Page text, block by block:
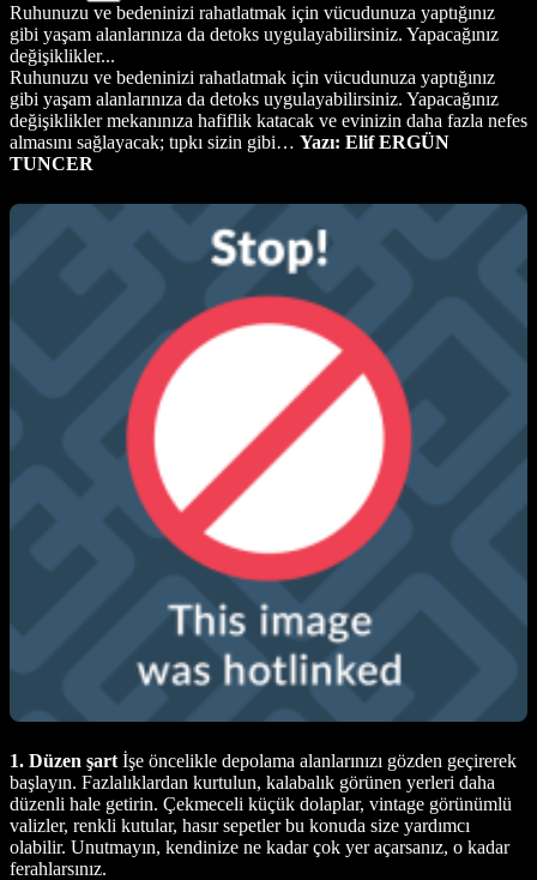
Ruhunuzu ve bedeninizi rahatlatmak için vücudunuza yaptığınız
gibi yaşam alanlarınıza da detoks uygulayabilirsiniz. Yapacağınız
değişiklikler...
Ruhunuzu ve bedeninizi rahatlatmak için vücudunuza yaptığınız
gibi yaşam alanlarınıza da detoks uygulayabilirsiniz. Yapacağınız
değişiklikler mekanınıza hafiflik katacak ve evinizin daha fazla nefes
almasını sağlayacak; tıpkı sizin gibi… Yazı: Elif ERGÜN
TUNCER
1. Düzen şart İşe öncelikle depolama alanlarınızı gözden geçirerek
başlayın. Fazlalıklardan kurtulun, kalabalık görünen yerleri daha
düzenli hale getirin. Çekmeceli küçük dolaplar, vintage görünümlü
valizler, renkli kutular, hasır sepetler bu konuda size yardımcı
olabilir. Unutmayın, kendinize ne kadar çok yer açarsanız, o kadar
ferahlarsınız.